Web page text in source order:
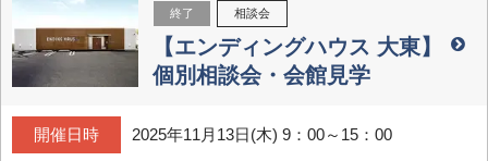
終了 相談会
【エンディングハウス 大東】
個別相談会・会館見学
開催日時 2025年11月13日(木) 9：00～15：00